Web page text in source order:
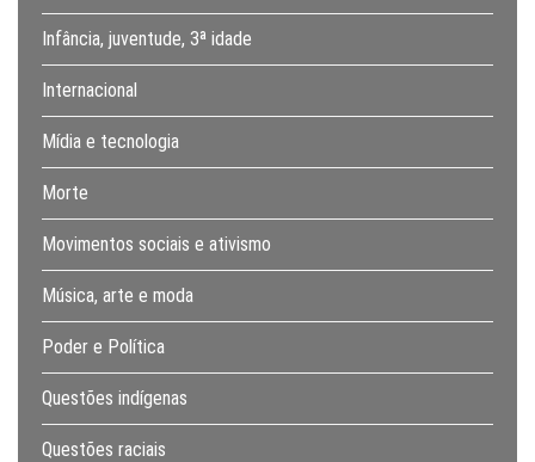
Infância, juventude, 3ª idade
Internacional
Mídia e tecnologia
Morte
Movimentos sociais e ativismo
Música, arte e moda
Poder e Política
Questões indígenas
Questões raciais